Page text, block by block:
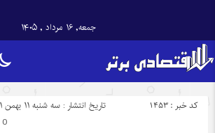
جمعه, ۱۶ مرداد , ۱۴۰۵
تاریخ انتشار : سه شنبه ۱۱ بهمن ۱۴۰۱ - ۱۶:۰۴ کد خبر : 1453
0 نظر